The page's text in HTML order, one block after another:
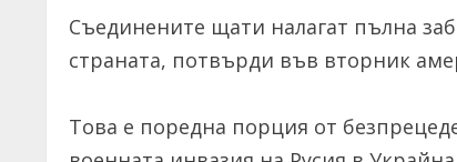
Съединените щати налагат пълна
страната, потвърди във вторник
Това е поредна порция от